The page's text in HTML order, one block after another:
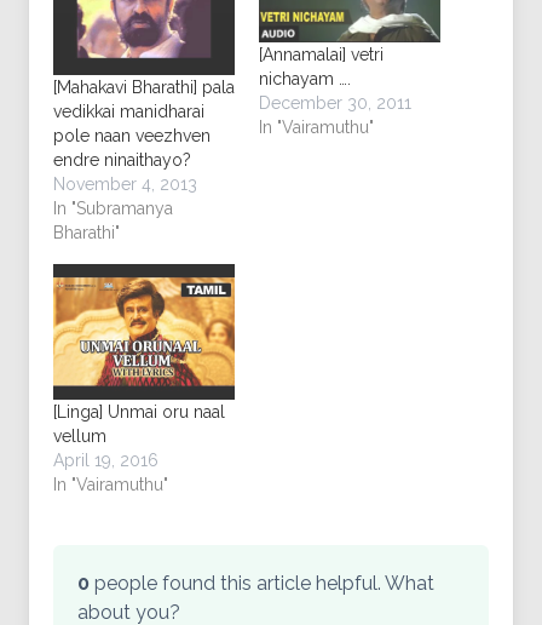
[Mahakavi Bharathi] pala
vedikkai manidharai
pole naan veezhven
endre ninaithayo?
November 4, 2013
In "Subramanya
Bharathi"
[Annamalai] vetri
nichayam ….
December 30, 2011
In "Vairamuthu"
[Linga] Unmai oru naal
vellum
April 19, 2016
In "Vairamuthu"
0 people found this article helpful. What
about you?